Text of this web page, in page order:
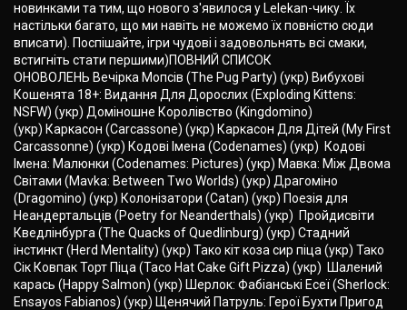
новинками та тим, що нового з'явилося у Lelekan-чику. Їх
настільки багато, що ми навіть не можемо їх повністю сюди
вписати). Поспішайте, ігри чудові і задовольнять всі смаки,
встигніть стати першими)ПОВНИЙ СПИСОК
ОНОВОЛЕНЬ Вечірка Мопсів (The Pug Party) (укр) Вибухові
Кошенята 18+: Видання Для Дорослих (Exploding Kittens:
NSFW) (укр) Доміношне Королівство (Kingdomino)
(укр) Каркасон (Carcassone) (укр) Каркасон Для Дітей (My First
Carcassonne) (укр) Кодові Імена (Codenames) (укр) Кодові
Імена: Малюнки (Codenames: Pictures) (укр) Мавка: Між Двома
Світами (Mavka: Between Two Worlds) (укр) Драгоміно
(Dragomino) (укр) Колонізатори (Сatan) (укр) Поезія для
Неандертальців (Poetry for Neanderthals) (укр) Пройдисвіти
Кведлінбурга (The Quacks of Quedlinburg) (укр) Стадний
інстинкт (Herd Mentality) (укр) Тако кіт коза сир піца (укр) Тако
Сік Ковпак Торт Піца (Taco Hat Cake Gift Pizza) (укр) Шалений
карась (Happy Salmon) (укр) Шерлок: Фабіанські Есеї (Sherlock:
Ensayos Fabianos) (укр) Щенячий Патруль: Герої Бухти Пригод